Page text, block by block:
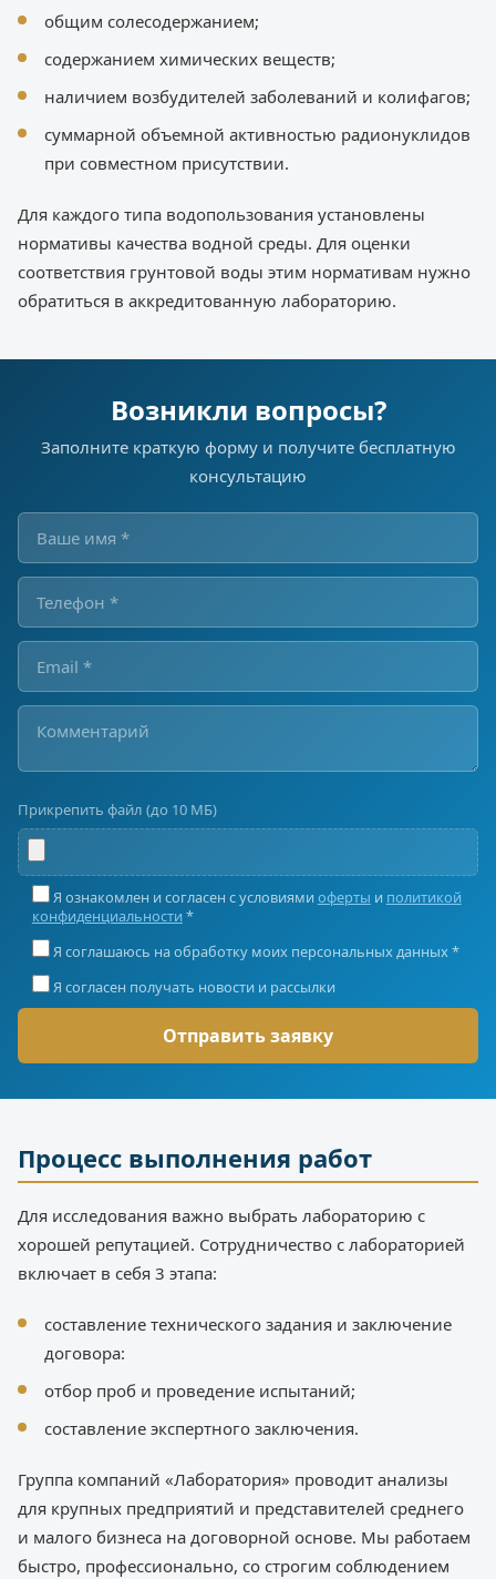
общим солесодержанием;
содержанием химических веществ;
наличием возбудителей заболеваний и колифагов;
суммарной объемной активностью радионуклидов
при совместном присутствии.
Для каждого типа водопользования установлены
нормативы качества водной среды. Для оценки
соответствия грунтовой воды этим нормативам нужно
обратиться в аккредитованную лабораторию.
Возникли вопросы?
Заполните краткую форму и получите бесплатную
консультацию
Прикрепить файл (до 10 МБ)
Я ознакомлен и согласен с условиями оферты и политикой
конфиденциальности *
Я соглашаюсь на обработку моих персональных данных *
Я согласен получать новости и рассылки
Процесс выполнения работ
Для исследования важно выбрать лабораторию с
хорошей репутацией. Сотрудничество с лабораторией
включает в себя 3 этапа:
составление технического задания и заключение
договора:
отбор проб и проведение испытаний;
составление экспертного заключения.
Группа компаний «Лаборатория» проводит анализы
для крупных предприятий и представителей среднего
и малого бизнеса на договорной основе. Мы работаем
быстро, профессионально, со строгим соблюдением